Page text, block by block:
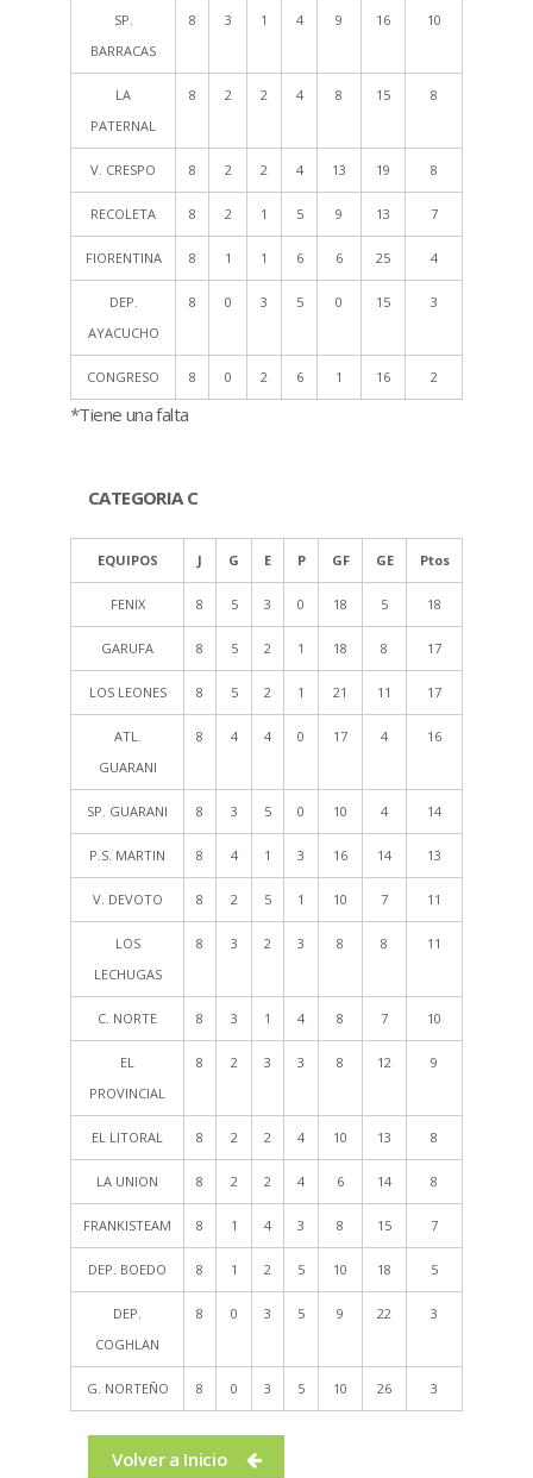
SP.
BARRACAS
8 3 1 4 9 16 10
LA
PATERNAL
8 2 2 4 8 15 8
V. CRESPO 8 2 2 4 13 19 8
RECOLETA 8 2 1 5 9 13 7
FIORENTINA 8 1 1 6 6 25 4
DEP.
AYACUCHO
8 0 3 5 0 15 3
CONGRESO 8 0 2 6 1 16 2
*Tiene una falta
CATEGORIA C
EQUIPOS J G E P GF GE Ptos
FENIX 8 5 3 0 18 5 18
GARUFA 8 5 2 1 18 8 17
LOS LEONES 8 5 2 1 21 11 17
ATL.
GUARANI
8 4 4 0 17 4 16
SP. GUARANI 8 3 5 0 10 4 14
P.S. MARTIN 8 4 1 3 16 14 13
V. DEVOTO 8 2 5 1 10 7 11
LOS
LECHUGAS
8 3 2 3 8 8 11
C. NORTE 8 3 1 4 8 7 10
EL
PROVINCIAL
8 2 3 3 8 12 9
EL LITORAL 8 2 2 4 10 13 8
LA UNION 8 2 2 4 6 14 8
FRANKISTEAM 8 1 4 3 8 15 7
DEP. BOEDO 8 1 2 5 10 18 5
DEP.
COGHLAN
8 0 3 5 9 22 3
G. NORTEÑO 8 0 3 5 10 26 3
Volver a Inicio